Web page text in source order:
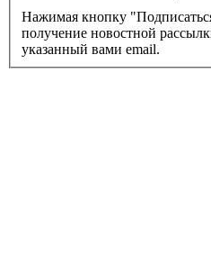
Нажимая кнопку
получение новостной
указанный вами email.